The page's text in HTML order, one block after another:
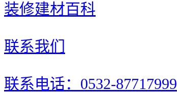
装修建材百科
联系我们
联系电话：0532-87717999